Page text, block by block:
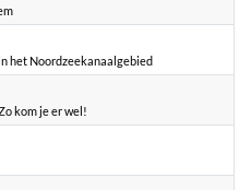
het Noordzeekanaalgebied
kom je er wel!